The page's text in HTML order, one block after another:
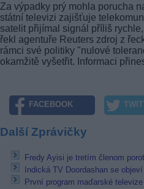
Za výpadky prý mohla porucha
státní televizi zajišťuje
satelit přijímal signál příliš
řekl agentuře Reuters zdroj z
rámci své politiky "nulové
okamžitě vyšetřit. Informaci
FACEBOOK
Další Zprávičky
Fredy Ayisi je tretím členom
Indická TV Doordashan se
První program maďarské